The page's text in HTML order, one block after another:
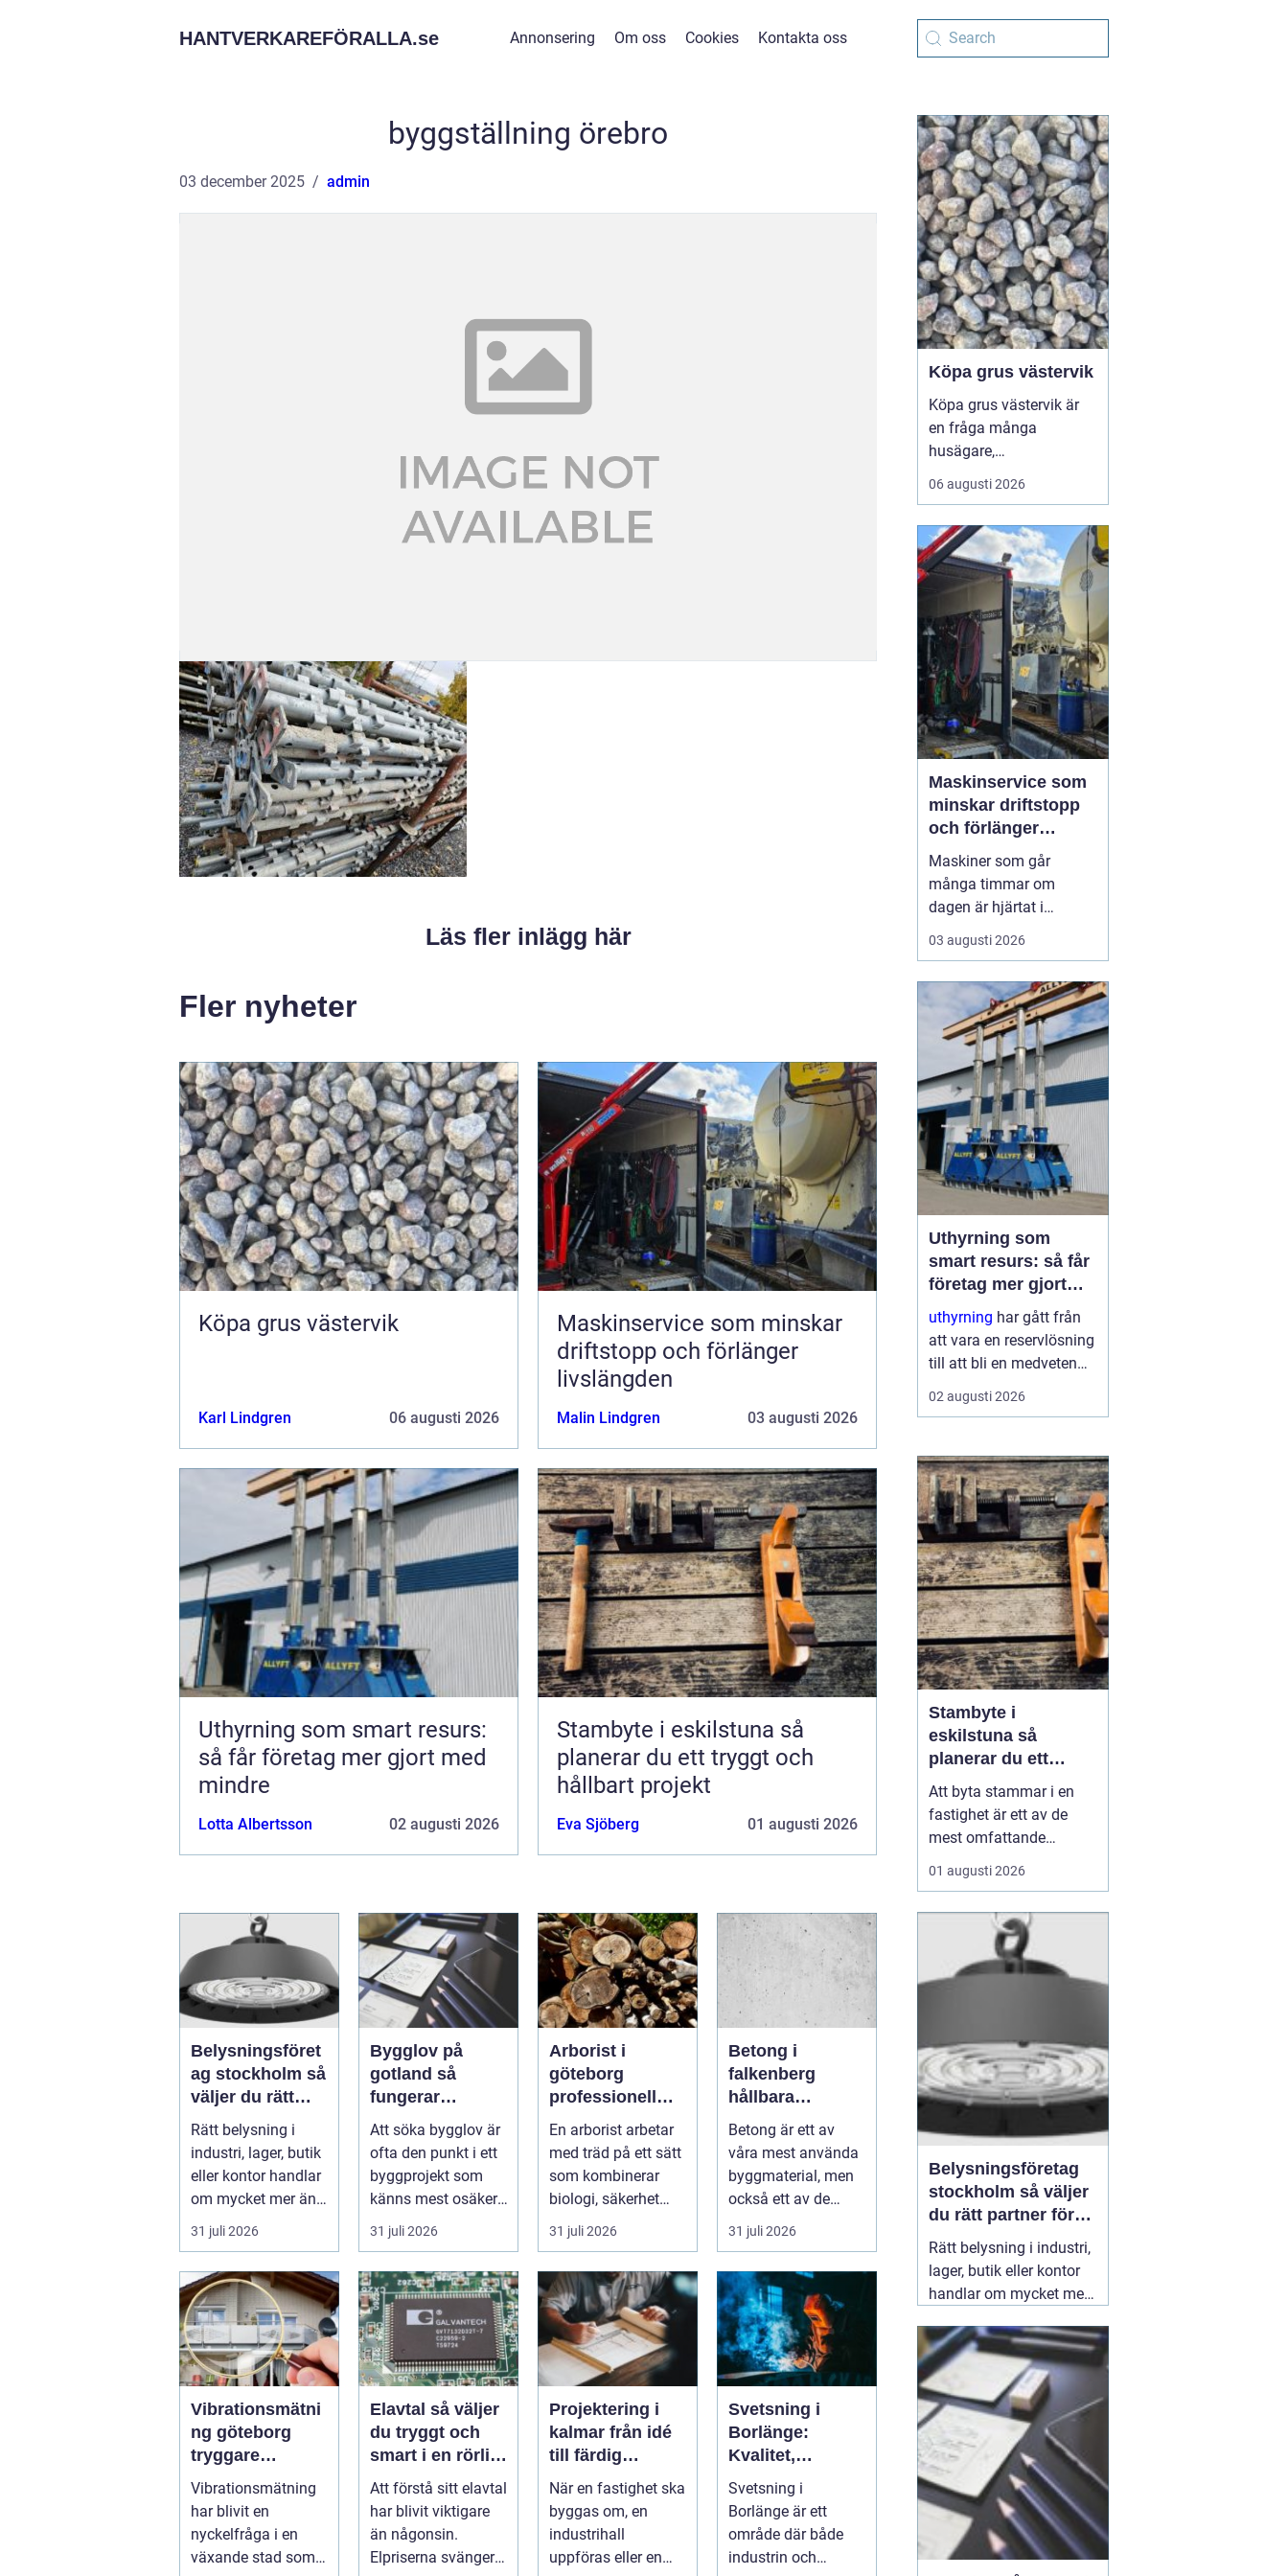
HANTVERKAREFÖRALLA.se Annonsering Om oss Cookies Kontakta oss
byggställning örebro
03 december 2025 admin
Läs fler inlägg här
Fler nyheter
Köpa grus västervik
Karl Lindgren 06 augusti 2026
Maskinservice som minskar
driftstopp och förlänger
livslängden
Malin Lindgren 03 augusti 2026
Uthyrning som smart resurs:
så får företag mer gjort med
mindre
Lotta Albertsson 02 augusti 2026
Stambyte i eskilstuna så
planerar du ett tryggt och
hållbart projekt
Eva Sjöberg 01 augusti 2026
Belysningsföret
ag stockholm så
väljer du rätt
partner för
professionell
ljussättning
Rätt belysning i
industri, lager, butik
eller kontor handlar
om mycket mer än
att bara få det
ljust....
31 juli 2026
Bygglov på
gotland så
fungerar
processen från
idé till godkänt
beslut
Att söka bygglov är
ofta den punkt i ett
byggprojekt som
känns mest osäker.
Frågorna hopar sig:
vilk...
31 juli 2026
Arborist i
göteborg
professionell
trädvård för
säkra och friska
En arborist arbetar
med träd på ett sätt
som kombinerar
biologi, säkerhet
och hantverk. I en
stad so...
31 juli 2026
Betong i
falkenberg
hållbara
lösningar för
grund, golv och
utemiljö
Betong är ett av
våra mest använda
byggmaterial, men
också ett av de
mest
missförstådda.
Många tänke...
31 juli 2026
Vibrationsmätni
ng göteborg
tryggare
markarbeten i
tät stadsmiljö
Vibrationsmätning
har blivit en
nyckelfråga i en
växande stad som
Elavtal så väljer
du tryggt och
smart i en rörlig
elmarknad
Att förstå sitt elavtal
har blivit viktigare
än någonsin.
Elpriserna svänger
Projektering i
kalmar från idé
till färdig
lösning
När en fastighet ska
byggas om, en
industrihall
uppföras eller en
Svetsning i
Borlänge:
Kvalitet,
precision och
hållbara
konstruktioner
Svetsning i
Borlänge är ett
område där både
industrin och
Köpa grus västervik
Köpa grus västervik är
en fråga många
husägare,
markentreprenörer och
fritidshusägare i
när nya projekt ska i
gång. Rätt sorts grus gör
skillnad för allt från en
enkel trädgårdsgång till
en tungt trafikerad
uppfart eller en s...
06 augusti 2026
Maskinservice som
minskar driftstopp
och förlänger
livslängden
Maskiner som går
många timmar om
dagen är hjärtat i
entreprenad, skog och
lantbruk. När de stannar,
genomtänkt
maskinservice intebara
en kostnad, utan ett sätt
a...
03 augusti 2026
Uthyrning som
smart resurs: så får
företag mer gjort
med mindre
uthyrning har gått från
att vara en reservlösning
till att bli en medveten
strategi för många
företag. I stället för att
utrustning väljer allt fler
att hyra. Det frigör både
pengar o...
02 augusti 2026
Stambyte i
eskilstuna så
planerar du ett
tryggt och hållbart
projekt
Att byta stammar i en
fastighet är ett av de
mest omfattande
ingreppen som kan
göras i ett hus.
nödvändig åtgärd för att
undvika vattenskador,
fuktproblem och
bostadsrättsföreningar,
fastighetsäga...
01 augusti 2026
Belysningsföretag
stockholm så väljer
du rätt partner för
professionell
ljussättning
Rätt belysning i industri,
lager, butik eller kontor
handlar om mycket mer
Ljuset påverkar säkerhet,
energikostnader,
produktivitet och hur en
lokal upplevs varje dag.
När företag i Stockholm
letar
31 juli 2026